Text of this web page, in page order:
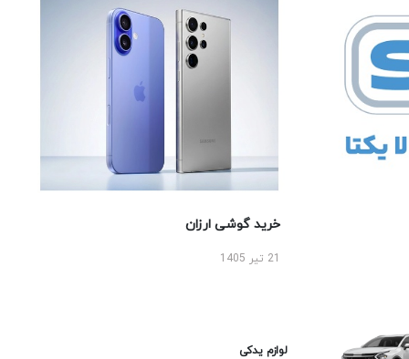
خرید گوشی ارزان
لوازم یدکی